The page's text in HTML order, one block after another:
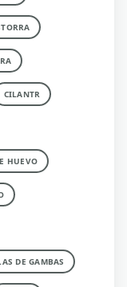
CILANTR
HUEVO
DE GAMBAS